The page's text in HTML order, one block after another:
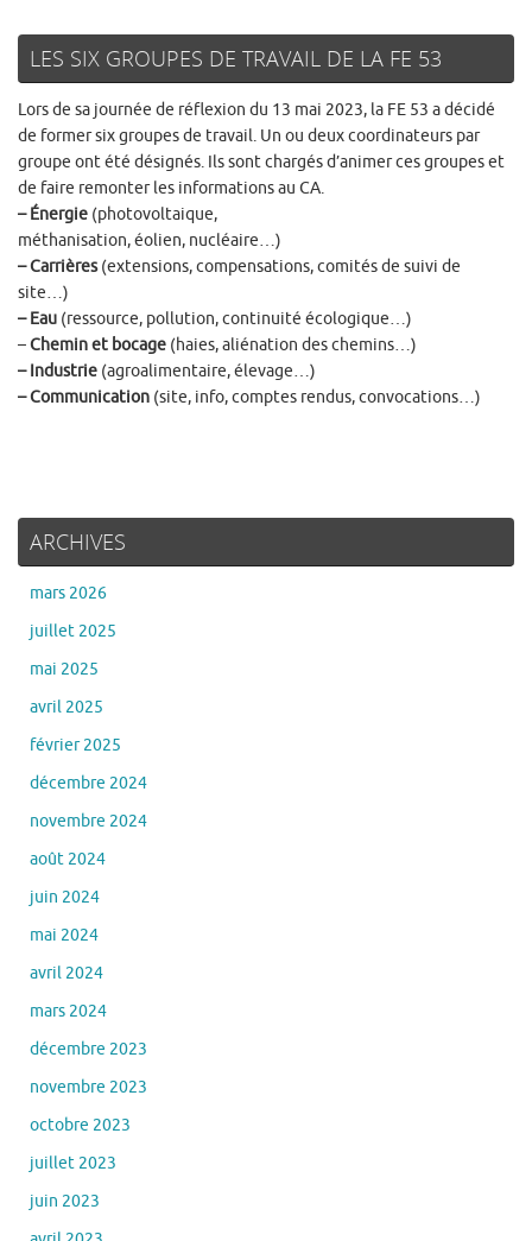
LES SIX GROUPES DE TRAVAIL DE LA FE 53
Lors de sa journée de réflexion du 13 mai 2023, la FE 53 a décidé
de former six groupes de travail. Un ou deux coordinateurs par
groupe ont été désignés. Ils sont chargés d’animer ces groupes et
de faire remonter les informations au CA.
– Énergie (photovoltaique,
méthanisation, éolien, nucléaire…)
– Carrières(extensions, compensations, comités de suivi de
site…)
– Eau (ressource, pollution, continuité écologique…)
–Chemin et bocage (haies, aliénation des chemins…)
– Industrie (agroalimentaire, élevage…)
– Communication (site, info, comptes rendus, convocations…)
ARCHIVES
mars 2026
juillet 2025
mai 2025
avril 2025
février 2025
décembre 2024
novembre 2024
août 2024
juin 2024
mai 2024
avril 2024
mars 2024
décembre 2023
novembre 2023
octobre 2023
juillet 2023
juin 2023